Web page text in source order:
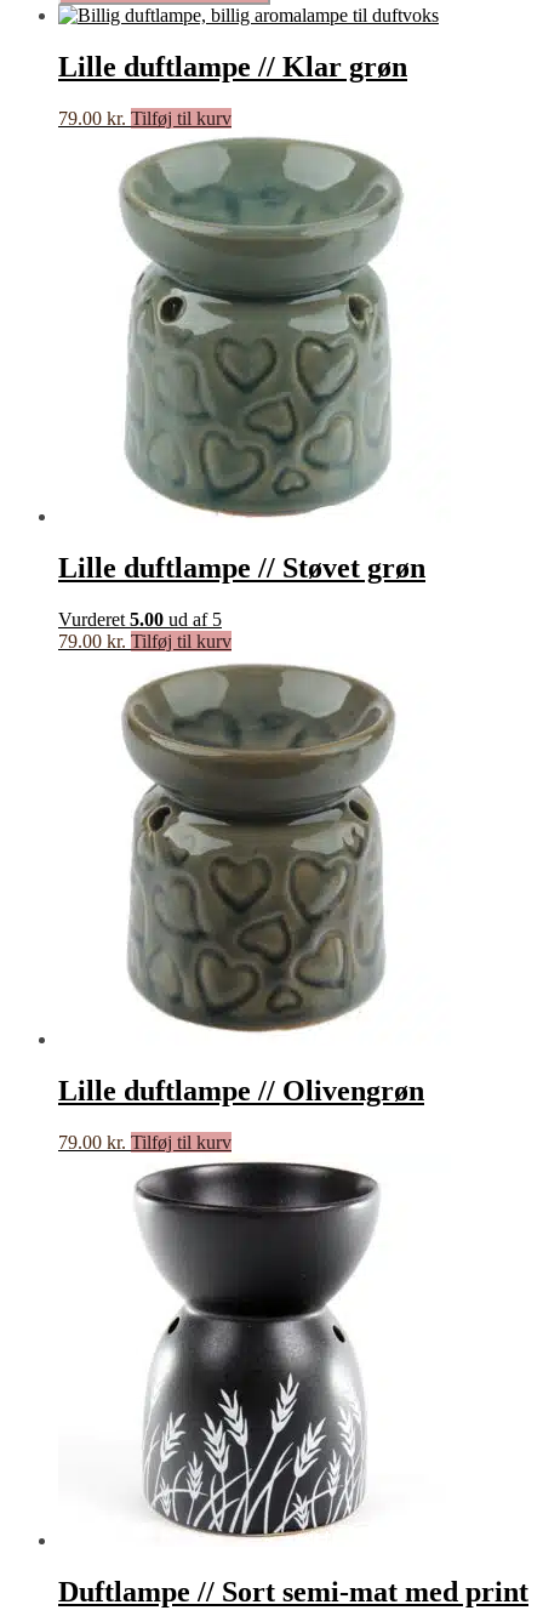
Lille duftlampe // Klar grøn
79.00 kr. Tilføj til kurv
Lille duftlampe // Støvet grøn
Vurderet 5.00 ud af 5
79.00 kr. Tilføj til kurv
Lille duftlampe // Olivengrøn
79.00 kr. Tilføj til kurv
Duftlampe // Sort semi-mat med print